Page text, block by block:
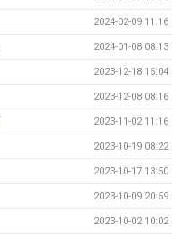
2024-02-09 11:16
2024-01-08 08:13
2023-12-18 15:04
2023-12-08 08:16
2023-11-02 11:16
2023-10-19 08:22
2023-10-17 13:50
2023-10-09 20:59
2023-10-02 10:02